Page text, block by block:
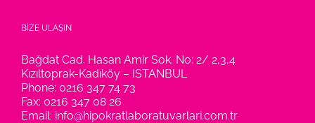
BİZE ULAŞIN
Bağdat Cad. Hasan Amir Sok. No: 2/ 2,3,4
Kızıltoprak-Kadıköy – ISTANBUL
Phone: 0216 347 74 73
Fax: 0216 347 08 26
Email: info@hipokratlaboratuvarlari.com.tr